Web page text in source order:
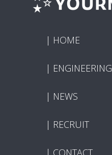
HOME
ENGINEERING
RECRUIT
NEWS